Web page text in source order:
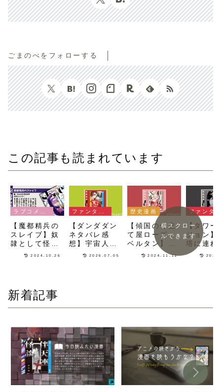
ごまのべをフォローする
この記事も読まれています
ラブコメ漫画
【魔都精兵の
スレイブ】奴
隷として怪物
と戦った後に
2024.10.26
ファンタジー漫画
【ダンダダン
ネタバレ感
想】宇宙人×
超能力×心2026.07.05
歴史漫画
【傾国の仕立
て屋ローズ・
ベルタン】フ
ァッションデ
2024.11.12
ファンタ
【タワー
ジョン】
塔に連れ
れたお姫
横スクロー
ルできます
新着記事